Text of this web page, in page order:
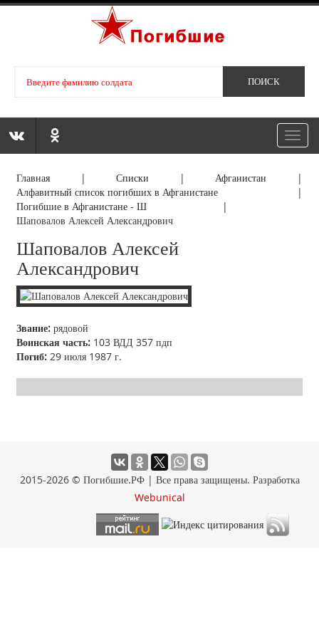
Главная |Списки | Афганистан |
Алфавитный список погибших в Афганистане |
Погибшие в Афганистане - Ш |
Шаповалов Алексей Александрович
Шаповалов Алексей
Александрович
Звание: рядовой
Воинская часть: 103 ВДД 357 пдп
Погиб: 29 июля 1987 г.
2015-2026 © Погибшие.РФ | Все права защищены. Разработка
Webunical